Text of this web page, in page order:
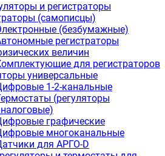
и регистраторы
(самописцы)
(безбумажные)
регистраторы
величин
для регистраторов
универсальные
1-2-канальные
(регуляторы
графические
многоканальные
для АРГО-D